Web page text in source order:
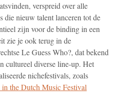
verspreid over alle
die nieuw talent lanceren tot de
zijn voor de binding in een
zie je ook terug in de
Le Guess Who?, dat bekend
cultureel diverse line-up. Het
nichefestivals, zoals
in the Dutch Music Festival